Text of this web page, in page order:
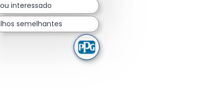
interessado
semelhantes